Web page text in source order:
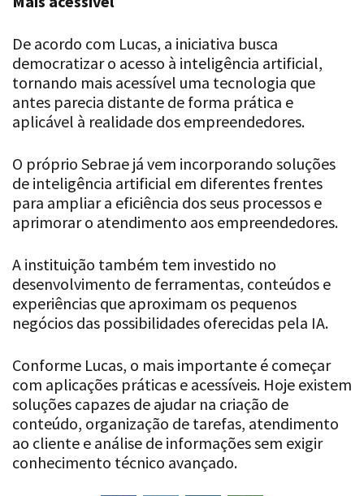
De acordo com Lucas, a iniciativa busca
democratizar o acesso à inteligência artificial,
tornando mais acessível uma tecnologia que
antes parecia distante de forma prática e
aplicável à realidade dos empreendedores.
O próprio Sebrae já vem incorporando soluções
de inteligência artificial em diferentes frentes
para ampliar a eficiência dos seus processos e
aprimorar o atendimento aos empreendedores.
A instituição também tem investido no
desenvolvimento de ferramentas, conteúdos e
experiências que aproximam os pequenos
negócios das possibilidades oferecidas pela IA.
Conforme Lucas, o mais importante é começar
com aplicações práticas e acessíveis. Hoje existem
soluções capazes de ajudar na criação de
conteúdo, organização de tarefas, atendimento
ao cliente e análise de informações sem exigir
conhecimento técnico avançado.